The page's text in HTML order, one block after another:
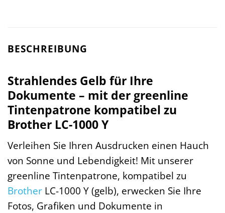
BESCHREIBUNG
Strahlendes Gelb für Ihre
Dokumente – mit der greenline
Tintenpatrone kompatibel zu
Brother LC-1000 Y
Verleihen Sie Ihren Ausdrucken einen Hauch
von Sonne und Lebendigkeit! Mit unserer
greenline Tintenpatrone, kompatibel zu
Brother LC-1000 Y (gelb), erwecken Sie Ihre
Fotos, Grafiken und Dokumente in